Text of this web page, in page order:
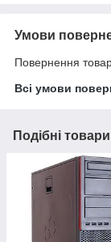
Умови
Повернення
Всі умови
Подібні